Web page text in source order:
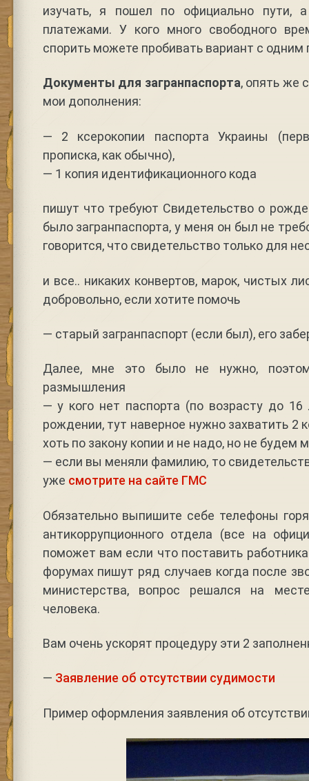
изучать, я пошел по официально пути,
платежами. У кого много свободного
спорить можете пробивать вариант с одним
Документы для загранпаспорта, опять же
мои дополнения:
— 2 ксерокопии паспорта Украины
прописка, как обычно),
— 1 копия идентификационного кода
пишут что требуют Свидетельство о
было загранпаспорта, у меня он был не
говорится, что свидетельство только для
и все.. никаких конвертов, марок, чистых
добровольно, если хотите помочь
— старый загранпаспорт (если был), его
Далее, мне это было не нужно,
размышления
— у кого нет паспорта (по возрасту до 16
рождении, тут наверное нужно захватить 2
хоть по закону копии и не надо, но не будем
— если вы меняли фамилию, то
уже смотрите на сайте ГМС
Обязательно выпишите себе телефоны
антикоррупционного отдела (все на
поможет вам если что поставить
форумах пишут ряд случаев когда после
министерства, вопрос решался на
человека.
Вам очень ускорят процедуру эти 2
— Заявление об отсутствии судимости
Пример оформления заявления об